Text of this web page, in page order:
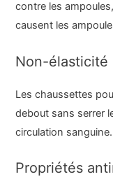
contre les
causent les
Non-élasticité
Les chaussettes
debout sans serrer
circulation sanguine.
Propriétés